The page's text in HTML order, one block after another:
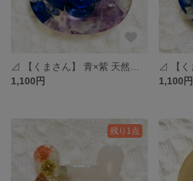
1,100円
1,100円
残り1点